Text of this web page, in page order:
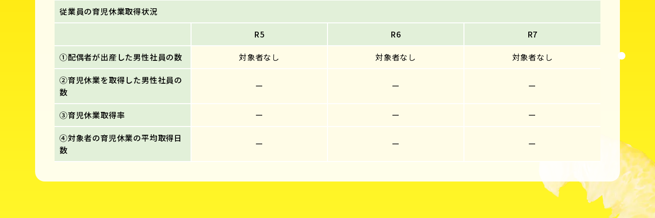
従業員の育児休業取得状況
R5
R6
R7
①配偶者が出産した男性社員の数
対象者なし 対象者なし
対象者なし
②育児休業を取得した男性社員の
数
ー ー ー
③育児休業取得率 ー ー
ー
④対象者の育児休業の平均取得日
数
ー ー ー